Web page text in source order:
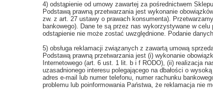
4) odstąpienie od umowy zawartej za pośrednictwem
Podstawą prawną przetwarzania jest wykonanie
zw. z art. 27 ustawy o prawach konsumenta).
bankowego). Dane te są przez nas wykorzystywane w
odstąpienie nie może zostać uwzględnione. Podanie
5) obsługa reklamacji związanych z zawartą umową
Podstawą prawną przetwarzania jest (i) wykonanie
Internetowego (art. 6 ust. 1 lit. b i f RODO), (ii) realizacja
uzasadnionego interesu polegającego na dbałości o
adres e-mail lub numer telefonu, numer rachunku
problemu lub poinformowania Państwa, że reklamacja nie